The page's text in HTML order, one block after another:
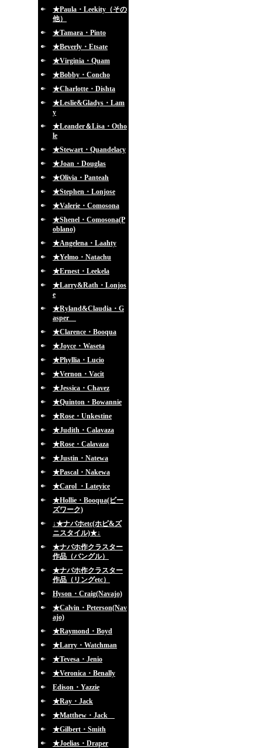
★Paula・Leekity（その
他）
★Tamara・Pinto
★Beverly・Etsate
★Virginia・Quam
★Bobby・Concho
★Charlotte・Dishta
★Leslie&Gladys・Lam
y
★Leander＆Lisa・Otho
le
★Stewart・Quandelacy
★Joan・Douglas
★Olivia・Panteah
★Stephen・Lonjose
★Valerie・Comosona
★Shenel・Comosona(P
oblano)
★Angelena・Laahty
★Yelmo・Natachu
★Ernest・Leekela
★Larry&Rath・Lonjos
e
★Ryland&Claudia・G
asper
★Clarence・Booqua
★Joyce・Waseta
★Phyllia・Lucio
★Vernon・Vacit
★Jessica・Chavez
★Quinton・Bowannie
★Rose・Unkestine
★Judith・Calavaza
★Rose・Calavaza
★Justin・Natewa
★Pascal・Nakewa
★Carol ・Lateyice
★Hollie・Booqua(ビー
ズワーク)
↓★ナバホetc(ホピ&ズ
ニスタイル)★↓
★ナバホ作クラスター
作品（バングル）
★ナバホ作クラスター
作品（リングetc）
Hyson・Craig(Navajo)
★Calvin・Peterson(Nav
ajo)
★Raymond・Boyd
★Larry・Watchman
★Tevesa・Jenio
★Veronica・Benally
Edison・Yazzie
★Ray・Jack
★Matthew・Jack
★Gilbert・Smith
★Joelias・Draper